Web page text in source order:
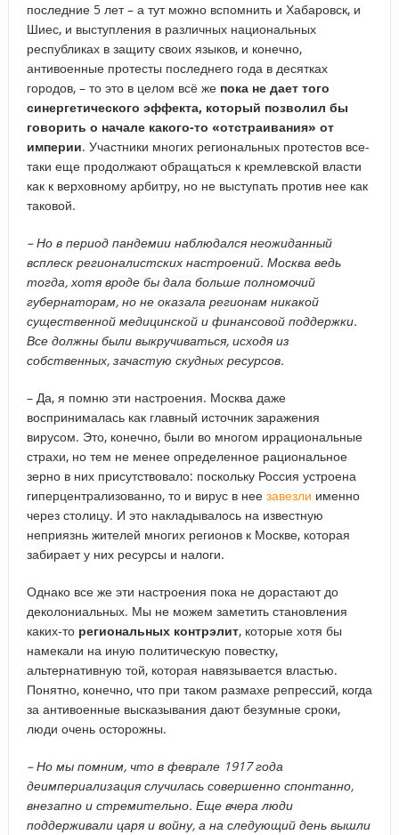
последние 5 лет – а тут можно вспомнить и Хабаровск, и
Шиес, и выступления в различных национальных
республиках в защиту своих языков, и конечно,
антивоенные протесты последнего года в десятках
городов, – то это в целом всё же пока не дает того
синергетического эффекта, который позволил бы
говорить о начале какого-то «отстраивания» от
империи. Участники многих региональных протестов все-
таки еще продолжают обращаться к кремлевской власти
как к верховному арбитру, но не выступать против нее как
таковой.
–​ Но в период пандемии наблюдался неожиданный
всплеск регионалистских настроений. Москва ведь
тогда, хотя вроде бы дала больше полномочий
губернаторам, но не оказала регионам никакой
существенной медицинской и финансовой поддержки.
Все должны были выкручиваться, исходя из
собственных, зачастую скудных ресурсов.
– Да, я помню эти настроения. Москва даже
воспринималась как главный источник заражения
вирусом. Это, конечно, были во многом иррациональные
страхи, но тем не менее определенное рациональное
зерно в них присутствовало: поскольку Россия устроена
гиперцентрализованно, то и вирус в нее завезли именно
через столицу. И это накладывалось на известную
неприязнь жителей многих регионов к Москве, которая
забирает у них ресурсы и налоги.
Однако все же эти настроения пока не дорастают до
деколониальных. Мы не можем заметить становления
каких-то региональных контрэлит, которые хотя бы
намекали на иную политическую повестку,
альтернативную той, которая навязывается властью.
Понятно, конечно, что при таком размахе репрессий, когда
за антивоенные высказывания дают безумные сроки,
люди очень осторожны.
–​ Но мы помним, что в феврале 1917 года
деимпериализация случилась совершенно спонтанно,
внезапно и стремительно. Еще вчера люди
поддерживали царя и войну, а на следующий день вышли